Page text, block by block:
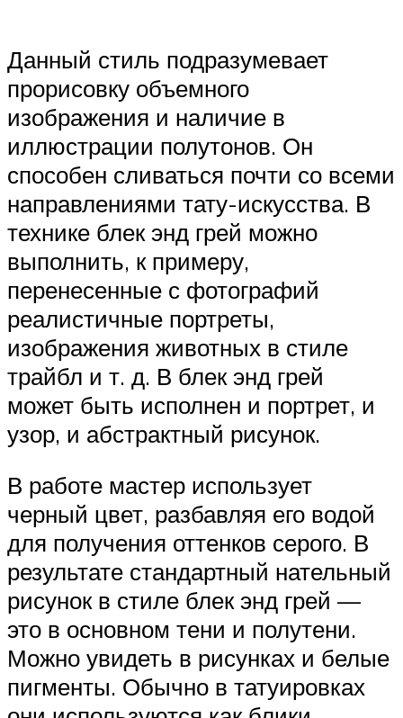
Данный стиль подразумевает
прорисовку объемного
изображения и наличие в
иллюстрации полутонов. Он
способен сливаться почти со всеми
направлениями тату-искусства. В
технике блек энд грей можно
выполнить, к примеру,
перенесенные с фотографий
реалистичные портреты,
изображения животных в стиле
трайбл и т. д. В блек энд грей
может быть исполнен и портрет, и
узор, и абстрактный рисунок.
В работе мастер использует
черный цвет, разбавляя его водой
для получения оттенков серого. В
результате стандартный нательный
рисунок в стиле блек энд грей —
это в основном тени и полутени.
Можно увидеть в рисунках и белые
пигменты. Обычно в татуировках